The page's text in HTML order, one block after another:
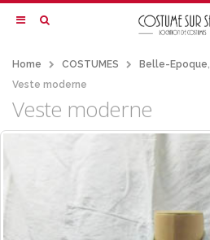
Home COSTUMES Belle-Epoque,
Veste moderne
Veste moderne